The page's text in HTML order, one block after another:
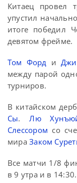
Китаец
упустил
итоге победил
девятом фрейме.
Том Форд и
между парой
турниров.
В китайском
Сы.Лю
Слессором со
мираЗаком
Все матчи 1/8
в 9 утра и в 14:30.